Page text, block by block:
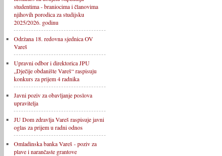
studentima - braniocima i članovima
njihovih porodica za studijsku
2025/2026. godinu
Održana 18. redovna sjednica OV
Vareš
Upravni odbor i direktorica JPU
„Dječije obdanište Vareš“ raspisuju
konkurs za prijem 4 radnika
Javni poziv za obavljanje poslova
upravitelja
JU Dom zdravlja Vareš raspisuje javni
oglas za prijem u radni odnos
Omladinska banka Vareš - poziv za
plave i narančaste grantove